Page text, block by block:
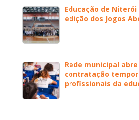
Educação de
edição dos Jogos
Rede municipal
contratação
profissionais da